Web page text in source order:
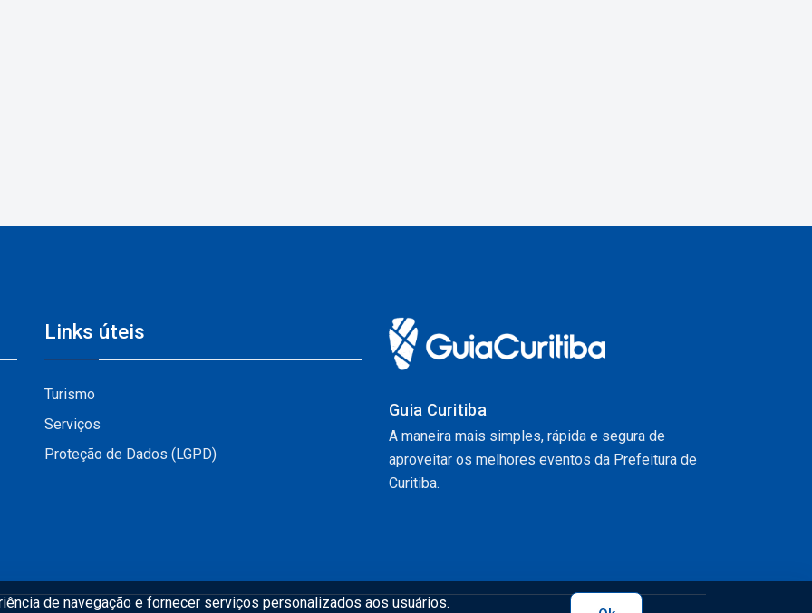
de navegação e fornecer serviços personalizados aos usuários.
Links úteis
Turismo
Serviços
Proteção de Dados (LGPD)
Guia Curitiba
A maneira mais simples, rápida e segura de
aproveitar os melhores eventos da Prefeitura de
Curitiba.